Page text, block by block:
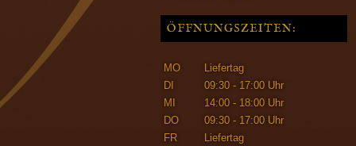
ÖFFNUNGSZEITEN:
MO
Liefertag
DI
09:30 - 17:00 Uhr
MI
14:00 - 18:00 Uhr
DO
09:30 - 17:00 Uhr
FR
Liefertag